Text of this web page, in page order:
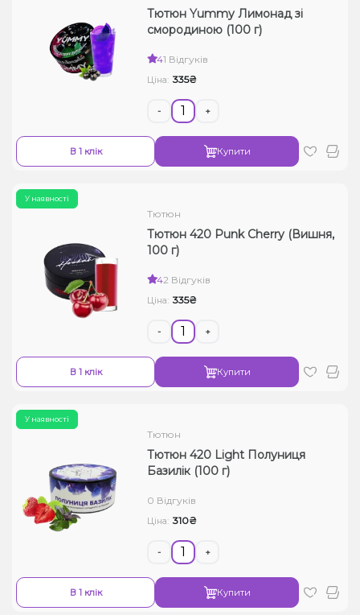
Тютюн Yummy Лимонад зі
смородиною (100 г)
41 Відгуків
Ціна: 335₴
- +
В 1 клік Купити
У наявності
Тютюн
Тютюн 420 Punk Cherry (Вишня,
100 г)
42 Відгуків
Ціна: 335₴
- +
В 1 клік Купити
У наявності
Тютюн
Тютюн 420 Light Полуниця
Базилік (100 г)
0 Відгуків
Ціна: 310₴
- +
В 1 клік Купити